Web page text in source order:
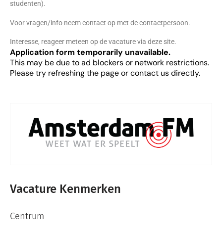
studenten).
Voor vragen/info neem contact op met de contactpersoon.
Interesse, reageer meteen op de vacature via deze site.
Application form temporarily unavailable.
This may be due to ad blockers or network restrictions.
Please try refreshing the page or contact us directly.
Vacature Kenmerken
Centrum